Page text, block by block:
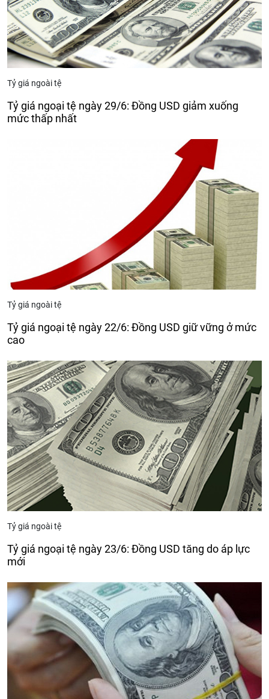
Tỷ giá ngoài tệ
Tỷ giá ngoại tệ ngày 29/6: Đồng USD giảm xuống
mức thấp nhất
Tỷ giá ngoài tệ
Tỷ giá ngoại tệ ngày 22/6: Đồng USD giữ vững ở mức
cao
Tỷ giá ngoài tệ
Tỷ giá ngoại tệ ngày 23/6: Đồng USD tăng do áp lực
mới